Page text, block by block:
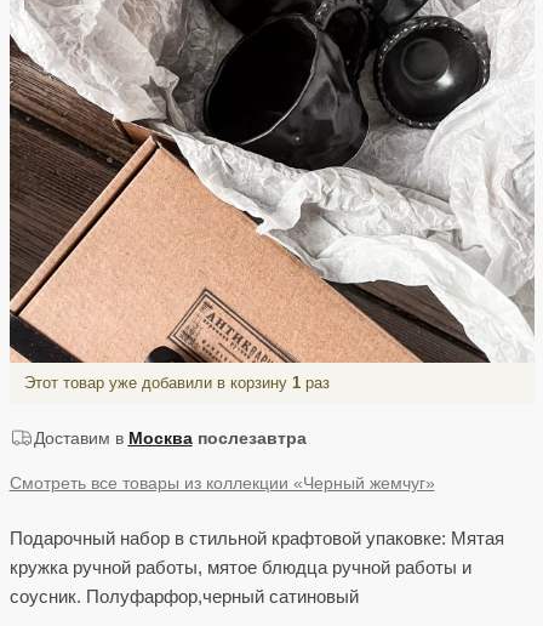
Этот товар уже добавили в корзину 1раз
Доставим в Москва послезавтра
Смотреть все товары из коллекции «Черный жемчуг»
Подарочный набор в стильной крафтовой упаковке: Мятая
кружка ручной работы, мятое блюдца ручной работы и
соусник. Полуфарфор,черный сатиновый